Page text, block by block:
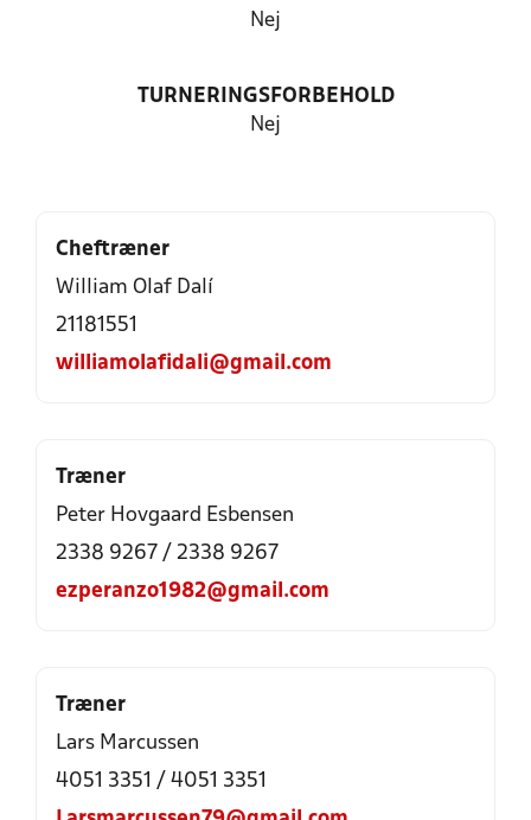
Nej
TURNERINGSFORBEHOLD
Nej
Cheftræner
William Olaf Dalí
21181551
williamolafidali@gmail.com
Træner
Peter Hovgaard Esbensen
2338 9267 / 2338 9267
ezperanzo1982@gmail.com
Træner
Lars Marcussen
4051 3351 / 4051 3351